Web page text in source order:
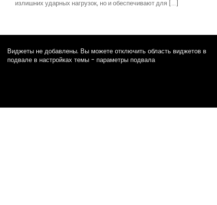
излишних ударных нагрузок, но и обеспечивают для […]
Виджеты не добавлены. Вы можете отключить область виджетов в
подвале в настройках темы - параметры подвала